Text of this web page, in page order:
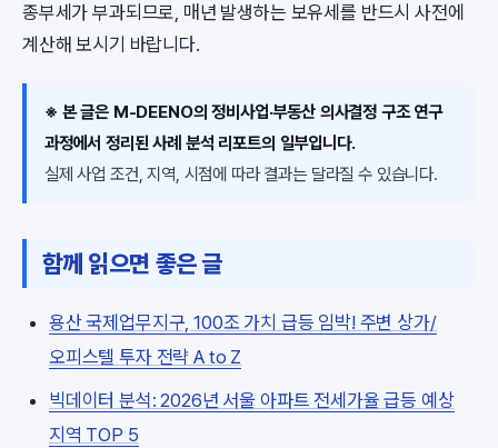
종부세가 부과되므로, 매년 발생하는 보유세를 반드시 사전에
계산해 보시기 바랍니다.
※ 본 글은 M-DEENO의 정비사업·부동산 의사결정 구조 연구
과정에서 정리된 사례 분석 리포트의 일부입니다.
실제 사업 조건, 지역, 시점에 따라 결과는 달라질 수 있습니다.
함께 읽으면 좋은 글
용산 국제업무지구, 100조 가치 급등 임박! 주변 상가/
오피스텔 투자 전략 A to Z
빅데이터 분석: 2026년 서울 아파트 전세가율 급등 예상
지역 TOP 5